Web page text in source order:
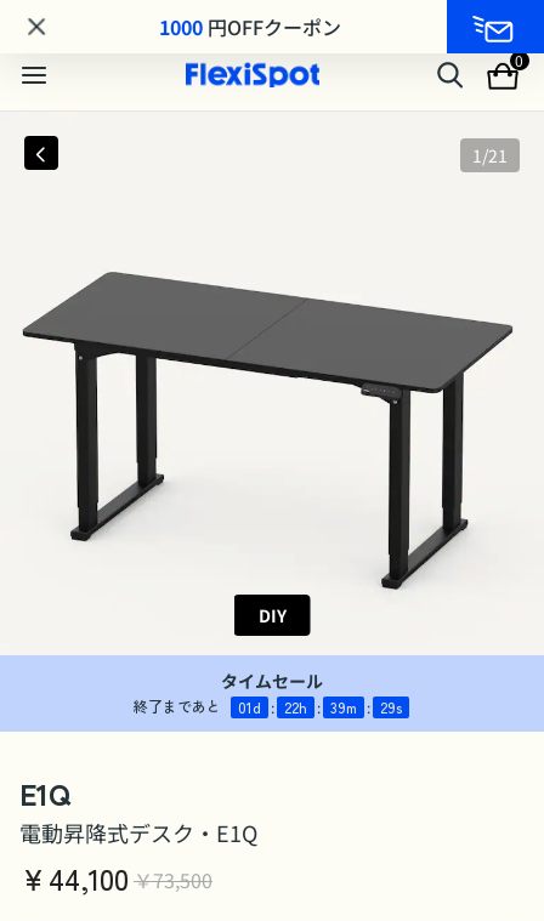
MA8シリーズ MAKUAKE先行発売｜最大25%OFF
0
1/21
DIY
タイムセール
終了まであと 01d : 22h : 39m : 28s
E1Q
電動昇降式デスク・E1Q
￥ 44,100 ￥73,500
1000 円OFFクーポン